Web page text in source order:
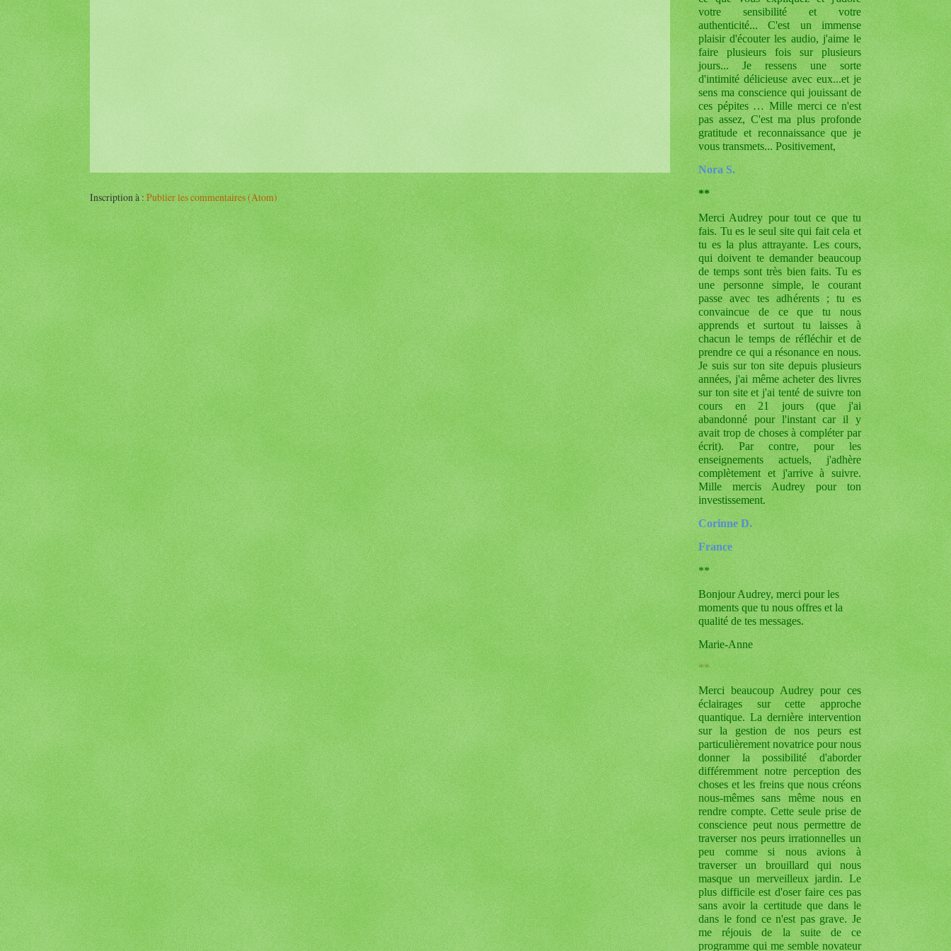
Inscription à :Publier les commentaires (Atom)
votre sensibilité et votre
authenticité... C'est un immense
plaisir d'écouter les audio, j'aime le
faire plusieurs fois sur plusieurs
jours... Je ressens une sorte
d'intimité délicieuse avec eux...et je
sens ma conscience qui jouissant de
ces pépites … Mille merci ce n'est
pas assez, C'est ma plus profonde
gratitude et reconnaissance que je
vous transmets... Positivement,
Nora S.
**
Merci Audrey pour tout ce que tu
fais. Tu es le seul site qui fait cela et
tu es la plus attrayante. Les cours,
qui doivent te demander beaucoup
de temps sont très bien faits. Tu es
une personne simple, le courant
passe avec tes adhérents ; tu es
convaincue de ce que tu nous
apprends et surtout tu laisses à
chacun le temps de réfléchir et de
prendre ce qui a résonance en nous.
Je suis sur ton site depuis plusieurs
années, j'ai même acheter des livres
sur ton site et j'ai tenté de suivre ton
cours en 21 jours (que j'ai
abandonné pour l'instant car il y
avait trop de choses à compléter par
écrit). Par contre, pour les
enseignements actuels, j'adhère
complètement et j'arrive à suivre.
Mille mercis Audrey pour ton
investissement.
Corinne D.
France
**
Bonjour Audrey, merci pour les
moments que tu nous offres et la
qualité de tes messages.
Marie-Anne
**
Merci beaucoup Audrey pour ces
éclairages sur cette approche
quantique. La dernière intervention
sur la gestion de nos peurs est
particulièrement novatrice pour nous
donner la possibilité d'aborder
différemment notre perception des
choses et les freins que nous créons
nous-mêmes sans même nous en
rendre compte. Cette seule prise de
conscience peut nous permettre de
traverser nos peurs irrationnelles un
peu comme si nous avions à
traverser un brouillard qui nous
masque un merveilleux jardin. Le
plus difficile est d'oser faire ces pas
sans avoir la certitude que dans le
dans le fond ce n'est pas grave. Je
me réjouis de la suite de ce
programme qui me semble novateur